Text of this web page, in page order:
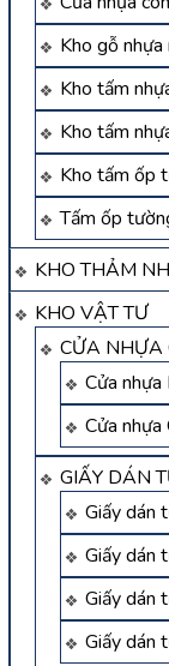
Kho gỗ
Kho tấm
Kho tấm
Kho tấm ốp
Tấm ốp
KHO THẢM
KHO VẬT TƯ
CỬA NHỰA
Cửa
Cửa
GIẤY DÁN
Giấy dán
Giấy dán
Giấy dán
Giấy dán